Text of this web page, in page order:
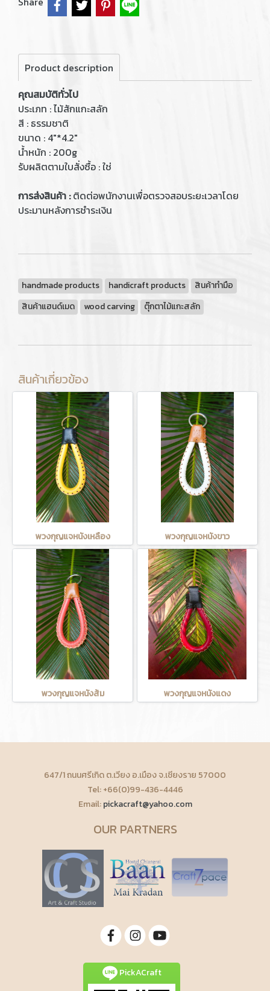
Product description
คุณสมบัติทั่วไป
ประเภท : ไม้สักแกะสลัก
สี : ธรรมชาติ
ขนาด : 4"*4.2"
น้ำหนัก : 200g
รับผลิตตามใบสั่งซื้อ : ใช่
การส่งสินค้า :ติดต่อพนักงานเพื่อตรวจสอบระยะเวลาโดย
ประมานหลังการชำระเงิน
handmade products handicraft products
สินค้าทำมือ
สินค้าแฮนด์เมด
wood carving ตุ๊กตาไม้แกะสลัก
สินค้าเกี่ยวข้อง
พวงกุญแจหนังเหลือง พวงกุญแจหนังขาว
พวงกุญแจหนังส้ม พวงกุญแจหนังแดง
647/1 ถนนศรีเกิด ต.เวียง อ.เมือง จ.เชียงราย 57000
Tel: +66(0)99-436-4446
Email:pickacraft@yahoo.com
OUR PARTNERS
PickACraft